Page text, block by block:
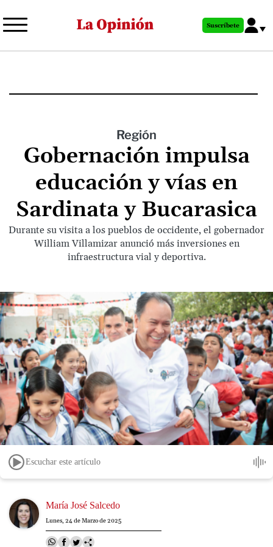
al
principal
Suscríbete
Región
Gobernación impulsa
educación y vías en
Sardinata y Bucarasica
Durante su visita a los pueblos de occidente, el gobernador
William Villamizar anunció más inversiones en
infraestructura vial y deportiva.
Escuchar este artículo
Image María José Salcedo
Lunes, 24 de Marzo de 2025